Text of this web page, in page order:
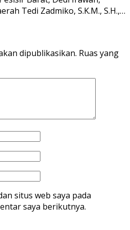
Tedi Zadmiko, S.K.M., S.H.,…
dipublikasikan. Ruas yang
situs web saya pada
saya berikutnya.